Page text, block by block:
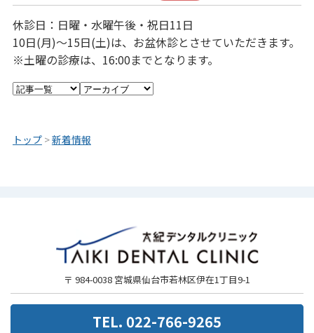
休診日：日曜・水曜午後・祝日11日
10日(月)～15日(土)は、お盆休診とさせていただきます。
※土曜の診療は、16:00までとなります。
トップ >新着情報
〒 984-0038 宮城県仙台市若林区伊在1丁目9-1
TEL. 022-766-9265